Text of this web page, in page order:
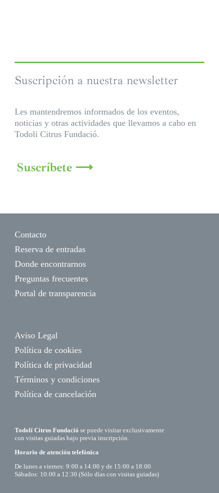
Suscripción a nuestra newsletter
Les mantendremos informados de los eventos,
noticias y otras actividades que llevamos a cabo en
Todoli Citrus Fundació.
Suscríbete ⟶
Contacto
Reserva de entradas
Donde encontrarnos
Preguntas frecuentes
Portal de transparencia
Aviso Legal
Política de cookies
Política de privacidad
Términos y condiciones
Política de cancelación
Todolí Citrus Fundació se puede visitar exclusivamente
con visitas guiadas bajo previa inscripción.
Horario de atención telefónica
De lunes a viernes: 9:00 a 14:00 y de 15:00 a 18:00
Sábados: 10:00 a 12:30 (Sólo días con visitas guiadas)